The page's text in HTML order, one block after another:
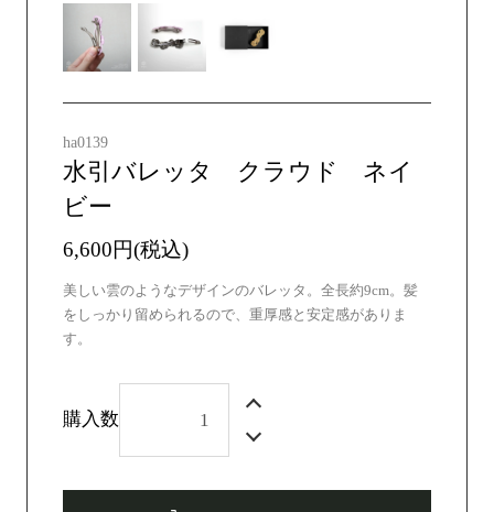
ha0139
水引バレッタ クラウド ネイ
ビー
6,600円(税込)
美しい雲のようなデザインのバレッタ。全長約9cm。髪
をしっかり留められるので、重厚感と安定感がありま
す。
購入数